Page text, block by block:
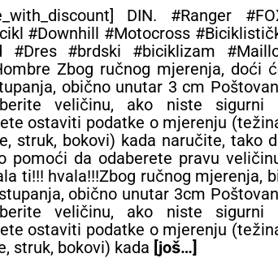
DIN. #Ranger
#Downhill #Motocross
#Dres #brdski #biciklizam
Zbog ručnog mjerenja, doći
obično unutar 3 cm
veličinu, ako niste sigurni
ostaviti podatke o mjerenju
struk, bokovi) kada naručite, tako
pomoći da odaberete pravu
ti!!! hvala!!!Zbog ručnog mjerenja,
obično unutar 3cm
veličinu, ako niste sigurni
ostaviti podatke o mjerenju
struk, bokovi) kada [još…]